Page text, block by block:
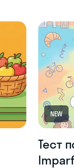
NEW
Тест